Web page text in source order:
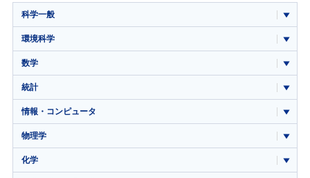
科学一般
環境科学
数学
統計
情報・コンピュータ
物理学
化学